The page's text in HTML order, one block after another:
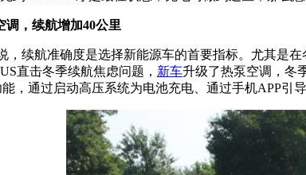
调，续航增加40公里
，续航准确度是选择新能源车的首要指标。尤其是
直击冬季续航焦虑问题， 新车升级了热泵空调，冬
，通过启动高压系统为电池充电、通过手机APP引